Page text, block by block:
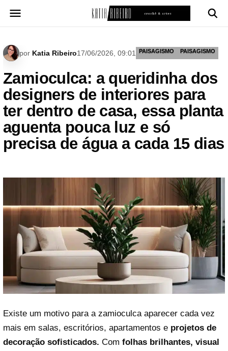
para
por Katia Ribeiro17/06/2026, 09:01 PAISAGISMO PAISAGISMO
Zamioculca: a queridinha dos
designers de interiores para
ter dentro de casa, essa planta
aguenta pouca luz e só
precisa de água a cada 15 dias
Existe um motivo para a zamioculca aparecer cada vez
mais em salas, escritórios, apartamentos e projetos de
decoração sofisticados. Com folhas brilhantes, visual